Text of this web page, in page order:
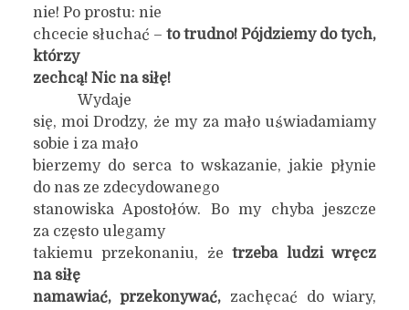
nie! Po prostu: nie
chcecie słuchać – to trudno! Pójdziemy do tych,
którzy
zechcą! Nic na siłę!
Wydaje
się, moi Drodzy, że my za mało uświadamiamy
sobie i za mało
bierzemy do serca to wskazanie, jakie płynie
do nas ze zdecydowanego
stanowiska Apostołów. Bo my chyba jeszcze
za często ulegamy
takiemu przekonaniu, żetrzeba ludziwręcz
na siłę
namawiać, przekonywać, zachęcać do wiary,